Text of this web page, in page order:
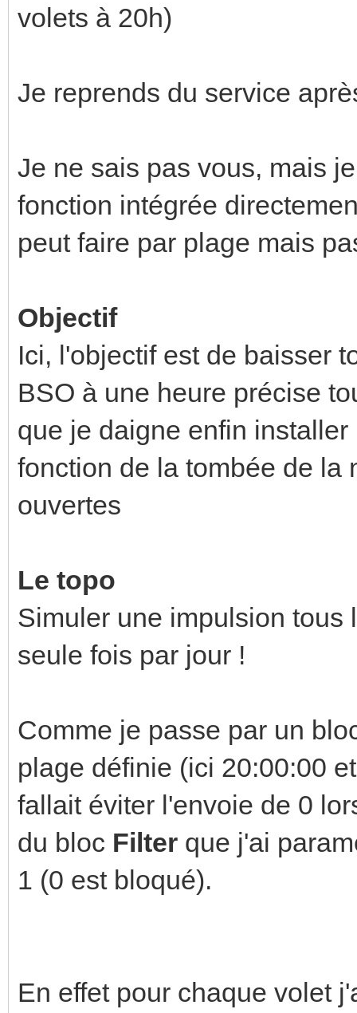
volets à 20h)
Je reprends du service
Je ne sais pas vous, mais
fonction intégrée
peut faire par plage mais
Objectif
Ici, l'objectif est de baisser
BSO à une heure précise
que je daigne enfin
fonction de la tombée de la
ouvertes
Le topo
Simuler une impulsion tous
seule fois par jour !
Comme je passe par un
plage définie (ici 20:00:00
fallait éviter l'envoie de 0
du bloc Filter que j'ai
1 (0 est bloqué).
En effet pour chaque volet